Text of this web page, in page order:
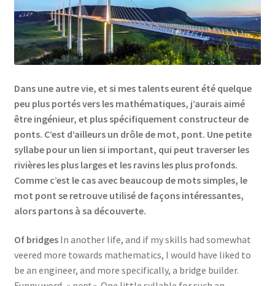
Dans une autre vie, et si mes talents eurent été quelque
peu plus portés vers les mathématiques, j’aurais aimé
être ingénieur, et plus spécifiquement constructeur de
ponts. C’est d’ailleurs un drôle de mot, pont. Une petite
syllabe pour un lien si important, qui peut traverser les
rivières les plus larges et les ravins les plus profonds.
Comme c’est le cas avec beaucoup de mots simples, le
mot pont se retrouve utilisé de façons intéressantes,
alors partons à sa découverte.
Of bridgesIn another life, and if my skills had somewhat
veered more towards mathematics, I would have liked to
be an engineer, and more specifically, a bridge builder.